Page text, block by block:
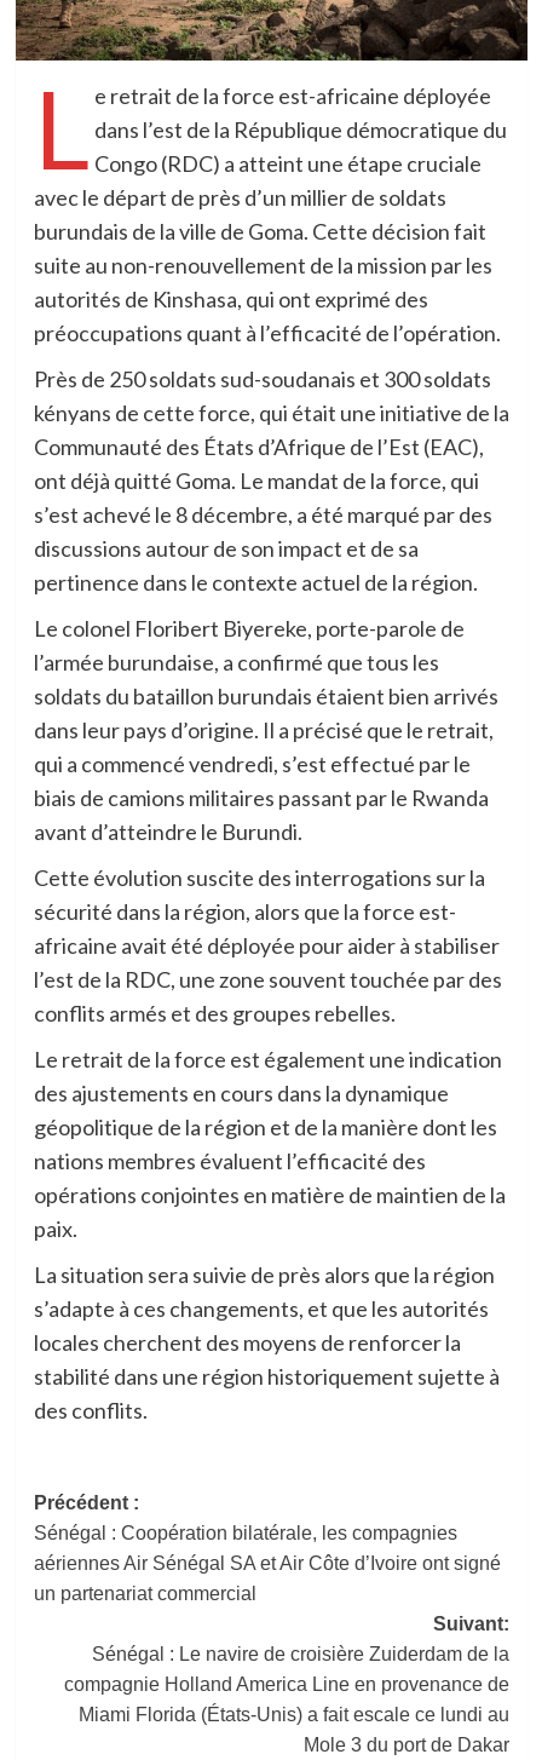
L e retrait de la force est-africaine déployée
dans l’est de la République démocratique du
Congo (RDC) a atteint une étape cruciale
avec le départ de près d’un millier de soldats
burundais de la ville de Goma. Cette décision fait
suite au non-renouvellement de la mission par les
autorités de Kinshasa, qui ont exprimé des
préoccupations quant à l’efficacité de l’opération.
Près de 250 soldats sud-soudanais et 300 soldats
kényans de cette force, qui était une initiative de la
Communauté des États d’Afrique de l’Est (EAC),
ont déjà quitté Goma. Le mandat de la force, qui
s’est achevé le 8 décembre, a été marqué par des
discussions autour de son impact et de sa
pertinence dans le contexte actuel de la région.
Le colonel Floribert Biyereke, porte-parole de
l’armée burundaise, a confirmé que tous les
soldats du bataillon burundais étaient bien arrivés
dans leur pays d’origine. Il a précisé que le retrait,
qui a commencé vendredi, s’est effectué par le
biais de camions militaires passant par le Rwanda
avant d’atteindre le Burundi.
Cette évolution suscite des interrogations sur la
sécurité dans la région, alors que la force est-
africaine avait été déployée pour aider à stabiliser
l’est de la RDC, une zone souvent touchée par des
conflits armés et des groupes rebelles.
Le retrait de la force est également une indication
des ajustements en cours dans la dynamique
géopolitique de la région et de la manière dont les
nations membres évaluent l’efficacité des
opérations conjointes en matière de maintien de la
paix.
La situation sera suivie de près alors que la région
s’adapte à ces changements, et que les autorités
locales cherchent des moyens de renforcer la
stabilité dans une région historiquement sujette à
des conflits.
Navigation
d’article
Précédent :
Sénégal : Coopération bilatérale, les compagnies
aériennes Air Sénégal SA et Air Côte d’Ivoire ont signé
un partenariat commercial
Suivant:
Sénégal : Le navire de croisière Zuiderdam de la
compagnie Holland America Line en provenance de
Miami Florida (États-Unis) a fait escale ce lundi au
Mole 3 du port de Dakar